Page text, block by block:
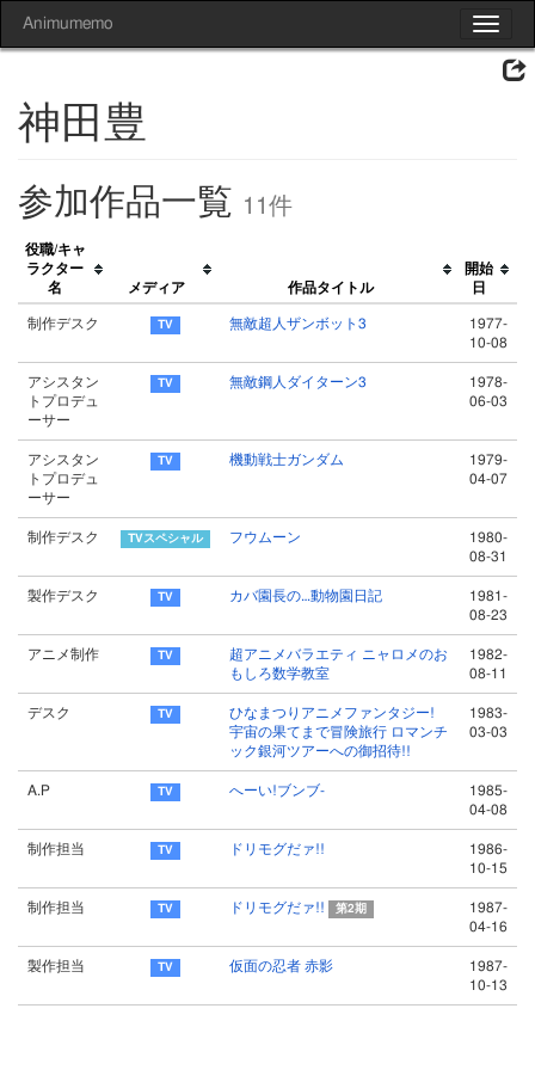
Toggle
Animumemo
神田豊
参加作品一覧 11件
役職/キャ
ラクター
名
メディア 作品タイトル
開始
日
制作デスク 無敵超人ザンボット3
1977-
10-08
アシスタン
トプロデュ
ーサー
無敵鋼人ダイターン3
1978-
06-03
アシスタン
トプロデュ
ーサー
機動戦士ガンダム
1979-
04-07
制作デスク フウムーン
1980-
08-31
製作デスク カバ園長の…動物園日記
1981-
08-23
アニメ制作
超アニメバラエティ ニャロメのお
もしろ数学教室
1982-
08-11
デスク
ひなまつりアニメファンタジー!
宇宙の果てまで冒険旅行 ロマンチ
ック銀河ツアーへの御招待!!
1983-
03-03
A.P へーい!ブンブ-
1985-
04-08
制作担当 ドリモグだァ!!
1986-
10-15
制作担当 ドリモグだァ!! 第2期
1987-
04-16
製作担当 仮面の忍者 赤影
1987-
10-13